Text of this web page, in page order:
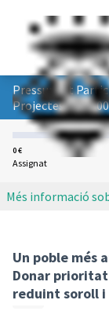
Pressupost
Projectes de
0 €
Assignat
Més informació
Un poble més
Donar
reduint soroll